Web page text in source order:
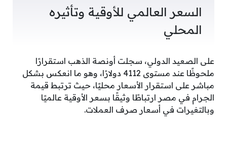
السعر العالمي للأوقية وتأثيره
المحلي
على الصعيد الدولي، سجلت أونصة الذهب استقرارًا
ملحوظًا عند مستوى 4112 دولارًا، وهو ما انعكس بشكل
مباشر على استقرار الأسعار محليًا، حيث ترتبط قيمة
الجرام في مصر ارتباطًا وثيقًا بسعر الأوقية عالميًا
وبالتغيرات في أسعار صرف العملات.